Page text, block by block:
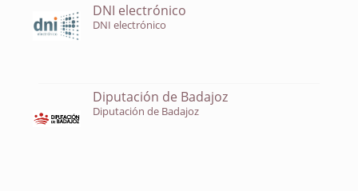
DNI electrónico
DNI electrónico
Diputación de Badajoz
Diputación de Badajoz